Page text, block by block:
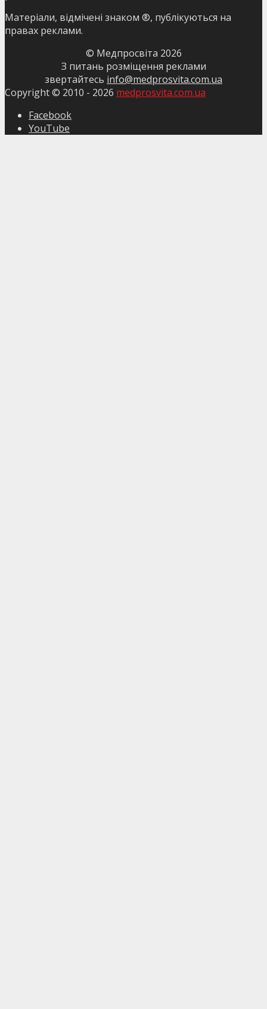
Матеріали, відмічені знаком ®, публікуються на
правах реклами.
© Медпросвіта 2026
З питань розміщення реклами
звертайтесь info@medprosvita.com.ua
Copyright © 2010 - 2026 medprosvita.com.ua
Facebook
YouTube